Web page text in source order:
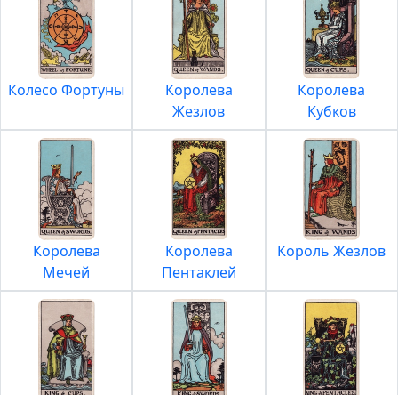
Колесо Фортуны
Королева
Жезлов
Королева
Кубков
Королева
Мечей
Королева
Пентаклей
Король Жезлов